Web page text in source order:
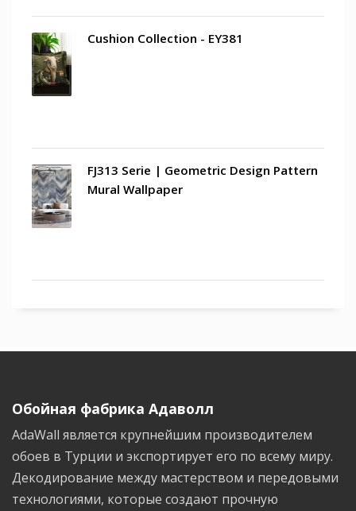
Cushion Collection - EY381
FJ313 Serie | Geometric Design Pattern
Mural Wallpaper
Обойная фабрика Адаволл
AdaWall является крупнейшим производителем
обоев в Турции и экспортирует его по всему миру.
Декодирование между мастерством и передовыми
технологиями, которые создают прочную